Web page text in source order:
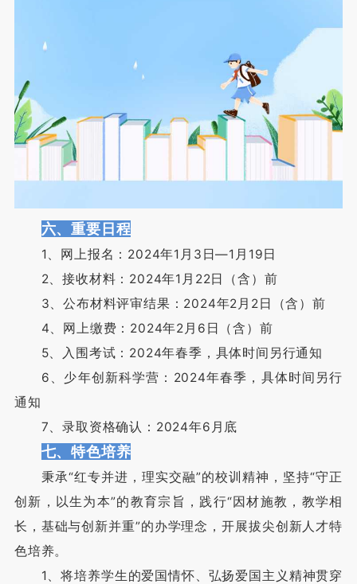
六、重要日程
1、网上报名：2024年1月3日—1月19日
2、接收材料：2024年1月22日（含）前
3、公布材料评审结果：2024年2月2日（含）前
4、网上缴费：2024年2月6日（含）前
5、入围考试：2024年春季，具体时间另行通知
6、少年创新科学营：2024年春季，具体时间另行
通知
7、录取资格确认：2024年6月底
七、特色培养
秉承“红专并进，理实交融”的校训精神，坚持“守正
创新，以生为本”的教育宗旨，践行“因材施教，教学相
长，基础与创新并重”的办学理念，开展拔尖创新人才特
色培养。
1、将培养学生的爱国情怀、弘扬爱国主义精神贯穿